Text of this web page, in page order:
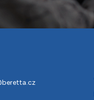
beretta.cz